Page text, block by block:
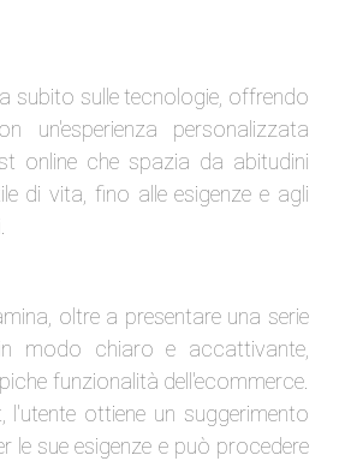
subito sulle tecnologie, offrendo
un'esperienza personalizzata
online che spazia da abitudini
di vita, fino alle esigenze e agli
oltre a presentare una serie
modo chiaro e accattivante,
funzionalità dell'ecommerce.
ottiene un suggerimento
le sue esigenze e può procedere